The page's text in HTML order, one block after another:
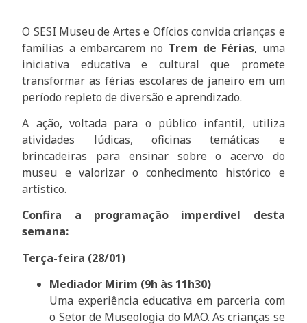
O SESI Museu de Artes e Ofícios convida crianças e
famílias a embarcarem no Trem de Férias, uma
iniciativa educativa e cultural que promete
transformar as férias escolares de janeiro em um
período repleto de diversão e aprendizado.
A ação, voltada para o público infantil, utiliza
atividades lúdicas, oficinas temáticas e
brincadeiras para ensinar sobre o acervo do
museu e valorizar o conhecimento histórico e
artístico.
Confira a programação imperdível desta
semana:
Terça-feira (28/01)
Mediador Mirim (9h às 11h30)
Uma experiência educativa em parceria com
o Setor de Museologia do MAO. As crianças se